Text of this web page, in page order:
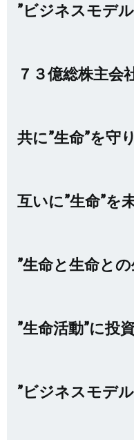
”ビジネスモデル
７３億総株主会
共に”生命”を守り
互いに”生命”を
”生命と生命と
”生命活動”に投
”ビジネスモデル